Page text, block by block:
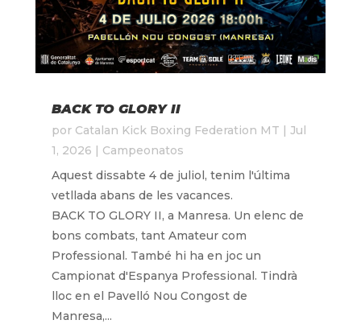
BACK TO GLORY II
por Catalan Kick Boxing Federation MT | Jul
1, 2026 | Campeonatos
Aquest dissabte 4 de juliol, tenim l'última
vetllada abans de les vacances.
BACK TO GLORY II, a Manresa. Un elenc de
bons combats, tant Amateur com
Professional. També hi ha en joc un
Campionat d'Espanya Professional. Tindrà
lloc en el Pavelló Nou Congost de
Manresa,...